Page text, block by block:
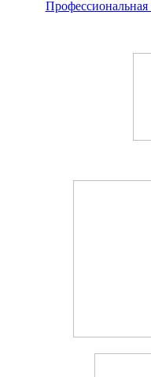
Профессиональная